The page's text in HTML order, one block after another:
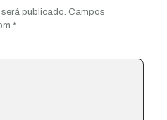
publicado. Campos
*